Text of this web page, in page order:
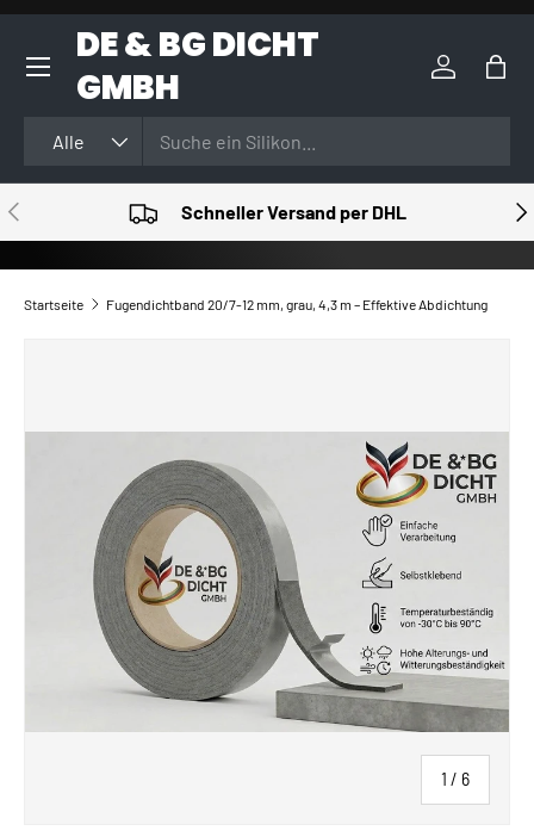
DIREKT ZUM INHALT
DE & BG DICHT
GMBH
Alle
Einloggen
VORHERIGE Schneller Versand per DHL
Startseite Fugendichtband 20/7-12 mm, grau, 4,3 m – Effektive Abdichtung
1 / von
6